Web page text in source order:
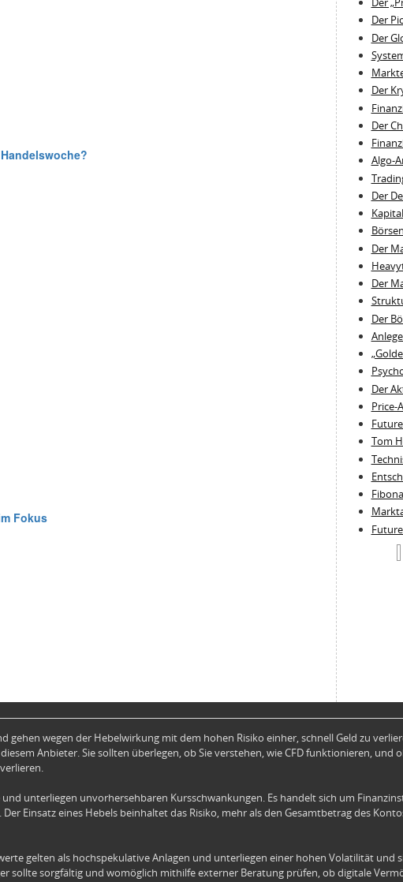
Der
Der
Der
Der
Der
Der
Der
Der
Der
Price-
Tom
gehen wegen der Hebelwirkung mit dem hohen Risiko einher, schnell Geld zu
Anbieter. Sie sollten überlegen, ob Sie verstehen, wie CFD funktionieren, und
unterliegen unvorhersehbaren Kursschwankungen. Es handelt sich um
Einsatz eines Hebels beinhaltet das Risiko, mehr als den Gesamtbetrag des
gelten als hochspekulative Anlagen und unterliegen einer hohen Volatilität und
sollte sorgfältig und womöglich mithilfe externer Beratung prüfen, ob digitale